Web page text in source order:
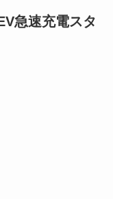
急速充電スタ